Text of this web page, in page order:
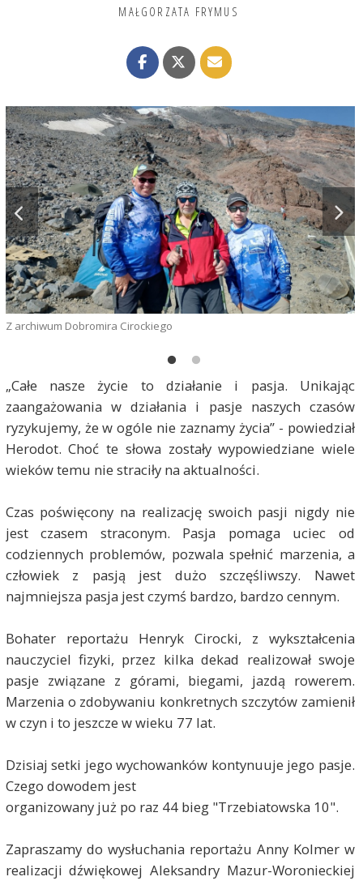
MAŁGORZATA FRYMUS
Z archiwum Dobromira Cirockiego
„Całe nasze życie to działanie i pasja. Unikając
zaangażowania w działania i pasje naszych czasów
ryzykujemy, że w ogóle nie zaznamy życia” - powiedział
Herodot. Choć te słowa zostały wypowiedziane wiele
wieków temu nie straciły na aktualności.
Czas poświęcony na realizację swoich pasji nigdy nie
jest czasem straconym. Pasja pomaga uciec od
codziennych problemów, pozwala spełnić marzenia, a
człowiek z pasją jest dużo szczęśliwszy. Nawet
najmniejsza pasja jest czymś bardzo, bardzo cennym.
Bohater reportażu Henryk Cirocki, z wykształcenia
nauczyciel fizyki, przez kilka dekad realizował swoje
pasje związane z górami, biegami, jazdą rowerem.
Marzenia o zdobywaniu konkretnych szczytów zamienił
w czyn i to jeszcze w wieku 77 lat.
Dzisiaj setki jego wychowanków kontynuuje jego pasje.
Czego dowodem jest
organizowany już po raz 44 bieg "Trzebiatowska 10".
Zapraszamy do wysłuchania reportażu Anny Kolmer w
realizacji dźwiękowej Aleksandry Mazur-Woronieckiej